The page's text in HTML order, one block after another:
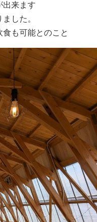
出来ます
した。
も可能とのこと